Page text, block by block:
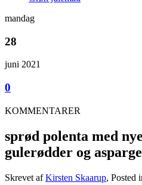
mandag
28
juni 2021
0
KOMMENTARER
sprød polenta med
gulerødder og
Skrevet afKirsten Skaarup, Posted